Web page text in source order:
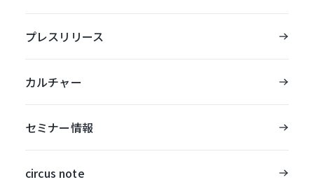
プレスリリース
カルチャー
セミナー情報
circus note